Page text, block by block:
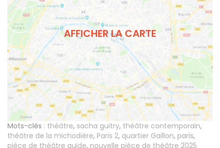
AFFICHER LA CARTE
Mots-clés : théâtre, sacha guitry, théâtre contemporain,
théâtre de la michodière, Paris 2, quartier Gaillon, paris,
pièce de théâtre guide, nouvelle pièce de théâtre 2025